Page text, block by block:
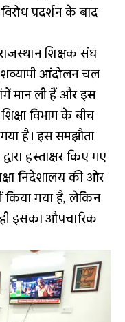
प्रदर्शन के बाद
शिक्षक संघ
आंदोलन चल
मान ली हैं और इस
विभाग के बीच
है। इस समझौता
हस्ताक्षर किए गए
निदेशालय की ओर
गया है, लेकिन
ही इसका औपचारिक